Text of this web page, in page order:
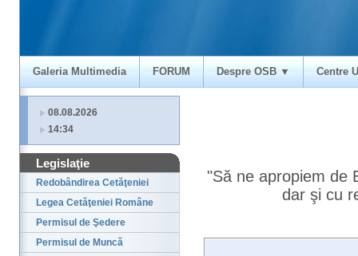
Galeria Multimedia FORUM Despre OSB ▼ Centre
08.08.2026
14:34
Legislaţie
Redobândirea Cetăţeniei
Legea Cetăţeniei Române
Permisul de Şedere
Permisul de Muncă
"Să ne apropiem de
dar şi cu